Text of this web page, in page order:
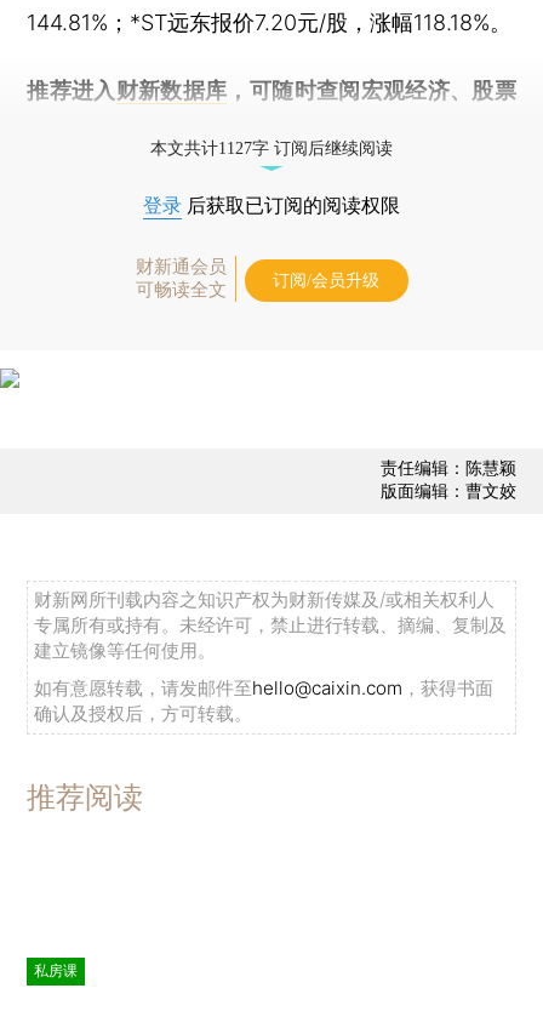
144.81%；*ST远东报价7.20元/股，涨幅118.18%。
推荐进入 财新数据库 ，可随时查阅宏观经济、股票
本文共计1127字 订阅后继续阅读
登录 后获取已订阅的阅读权限
财新通会员
可畅读全文
订阅/会员升级
责任编辑：陈慧颖
版面编辑：曹文姣
财新网所刊载内容之知识产权为财新传媒及/或相关权利人
专属所有或持有。未经许可，禁止进行转载、摘编、复制及
建立镜像等任何使用。
如有意愿转载，请发邮件至hello@caixin.com ，获得书面
确认及授权后，方可转载。
推荐阅读
私房课